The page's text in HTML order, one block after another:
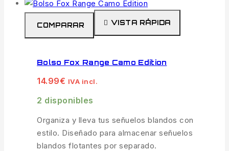
COMPARAR VISTA RÁPIDA
Bolso Fox Range Camo Edition
14.99€ IVA incl.
2 disponibles
Organiza y lleva tus señuelos blandos con
estilo. Diseñado para almacenar señuelos
blandos flotantes por separado.